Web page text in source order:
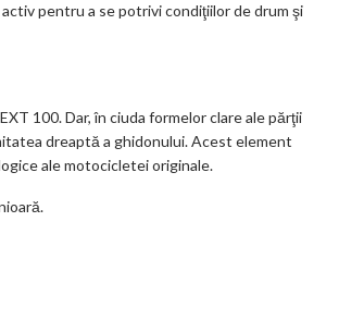
pentru a se potrivi condiţiilor de drum şi
100. Dar, în ciuda formelor clare ale părţii
dreaptă a ghidonului. Acest element
ale motocicletei originale.